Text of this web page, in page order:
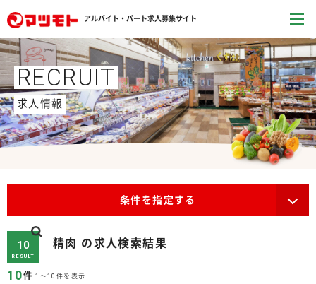
アルバイト・パート求人募集サイト
RECRUIT
求人情報
条件を指定する
10
RESULT
精肉 の求人検索結果
10件 1～10件を表示